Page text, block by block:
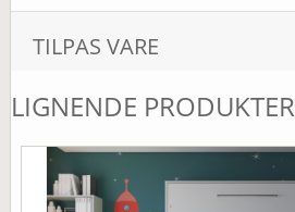
TILPAS VARE
LIGNENDE PRODUKTER